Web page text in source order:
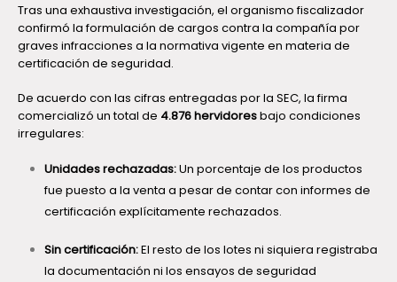
Tras una exhaustiva investigación, el organismo fiscalizador
confirmó la formulación de cargos contra la compañía por
graves infracciones a la normativa vigente en materia de
certificación de seguridad.
De acuerdo con las cifras entregadas por la SEC, la firma
comercializó un total de 4.876 hervidoresbajo condiciones
irregulares:
Unidades rechazadas:Un porcentaje de los productos
fue puesto a la venta a pesar de contar con informes de
certificación explícitamente rechazados.
Sin certificación:El resto de los lotes ni siquiera registraba
la documentación ni los ensayos de seguridad